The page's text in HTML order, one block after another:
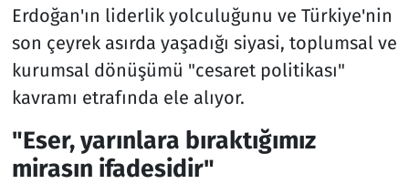
Erdoğan'ın liderlik yolculuğunu ve Türkiye'nin
son çeyrek asırda yaşadığı siyasi, toplumsal ve
kurumsal dönüşümü "cesaret politikası"
kavramı etrafında ele alıyor.
"Eser, yarınlara bıraktığımız
mirasın ifadesidir"